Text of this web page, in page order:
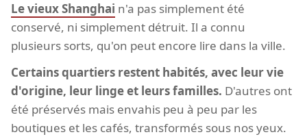
Le vieux Shanghai n'a pas simplement été
conservé, ni simplement détruit. Il a connu
plusieurs sorts, qu'on peut encore lire dans la ville.
Certains quartiers restent habités, avec leur vie
d'origine, leur linge et leurs familles. D'autres ont
été préservés mais envahis peu à peu par les
boutiques et les cafés, transformés sous nos yeux.